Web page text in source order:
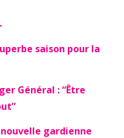
saison pour la
Général : “Être
gardienne